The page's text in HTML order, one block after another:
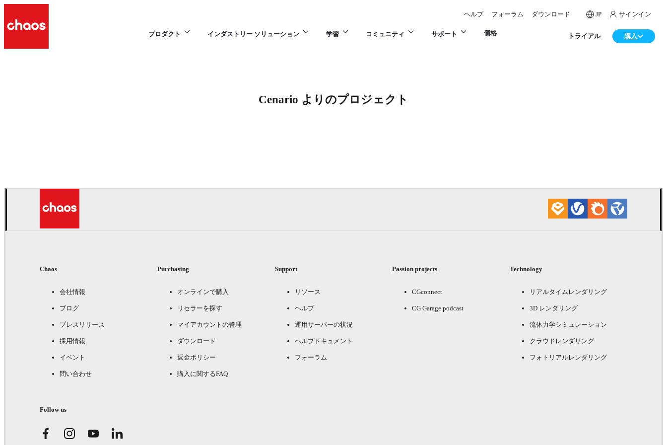
ヘルプ フォーラム ダウンロード JP サインイン
プロダクト インダストリー ソリューション 学習 コミュニティ サポート 価格 トライアル 購入
Cenario よりのプロジェクト
Chaos
会社情報
ブログ
プレスリリース
採用情報
イベント
問い合わせ
Purchasing
オンラインで購入
リセラーを探す
マイアカウントの管理
ダウンロード
返金ポリシー
購入に関するFAQ
Support
リソース
ヘルプ
運用サーバーの状況
ヘルプドキュメント
フォーラム
Passion projects
CGconnect
CG Garage podcast
Technology
リアルタイムレンダリング
3D レンダリング
流体力学シミュレーション
クラウドレンダリング
フォトリアルレンダリング
Follow us